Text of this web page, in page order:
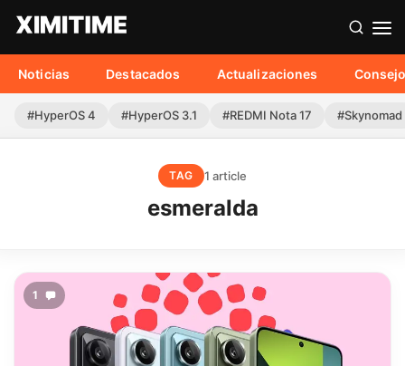
Noticias Destacados Actualizaciones
#HyperOS 4 #HyperOS 3.1 #REDMI Nota 17 #Skynomad
TAG 1 article
esmeralda
1